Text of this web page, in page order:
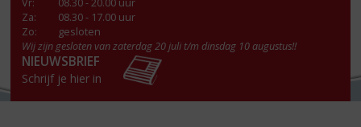
Za:
08.30 - 17.00 uur
Zo:
gesloten
Wij zijn gesloten van zaterdag 20 juli t/m dinsdag 10 augustus!!
NIEUWSBRIEF
Schrijf je hier in